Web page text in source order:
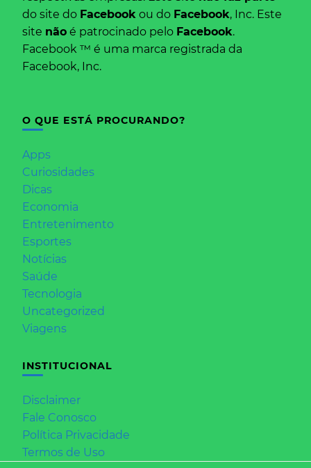
do site do Facebook ou do Facebook, Inc. Este
site não é patrocinado pelo Facebook.
Facebook ™ é uma marca registrada da
Facebook, Inc.
O QUE ESTÁ PROCURANDO?
Apps
Curiosidades
Dicas
Economia
Entretenimento
Esportes
Notícias
Saúde
Tecnologia
Uncategorized
Viagens
INSTITUCIONAL
Disclaimer
Fale Conosco
Política Privacidade
Termos de Uso